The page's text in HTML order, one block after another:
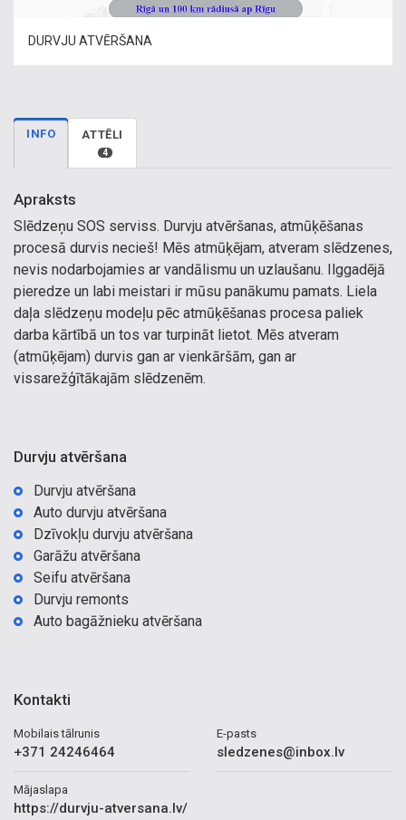
DURVJU ATVĒRŠANA
INFO ATTĒLI
4
Apraksts
Slēdzeņu SOS serviss. Durvju atvēršanas, atmūķēšanas
procesā durvis necieš! Mēs atmūķējam, atveram slēdzenes,
nevis nodarbojamies ar vandālismu un uzlaušanu. Ilggadējā
pieredze un labi meistari ir mūsu panākumu pamats. Liela
daļa slēdzeņu modeļu pēc atmūķēšanas procesa paliek
darba kārtībā un tos var turpināt lietot. Mēs atveram
(atmūķējam) durvis gan ar vienkāršām, gan ar
vissarežģītākajām slēdzenēm.
Durvju atvēršana
Durvju atvēršana
Auto durvju atvēršana
Dzīvokļu durvju atvēršana
Garāžu atvēršana
Seifu atvēršana
Durvju remonts
Auto bagāžnieku atvēršana
Kontakti
Mobilais tālrunis
+371 24246464
Mājaslapa
https://durvju-atversana.lv/
E-pasts
sledzenes@inbox.lv